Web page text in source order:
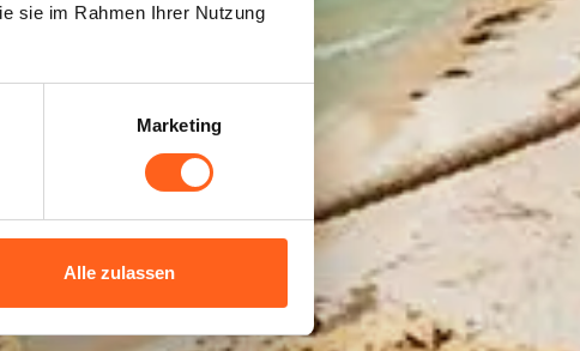
sie im Rahmen Ihrer Nutzung
Marketing
Alle zulassen